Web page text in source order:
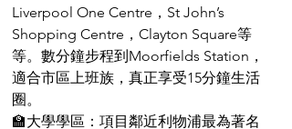
Liverpool One Centre，St John’s
Shopping Centre，Clayton Square等
等。數分鐘步程到Moorfields Station，
適合市區上班族，真正享受15分鐘生活
圈。
🏫大學學區：項目鄰近利物浦最為著名